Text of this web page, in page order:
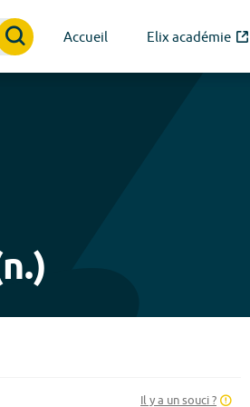
Accueil Elix académie
Il y a un souci ?